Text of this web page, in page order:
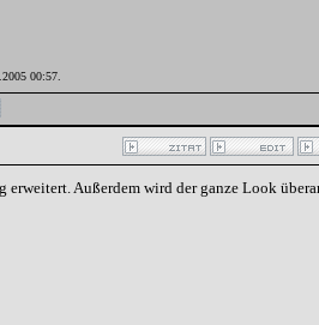
00:57.
Außerdem wird der ganze Look